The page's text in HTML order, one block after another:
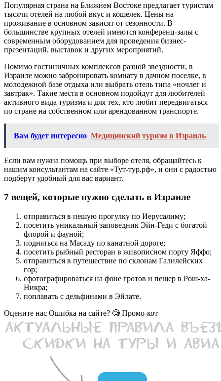
Популярная страна на Ближнем Востоке предлагает туристам
тысячи отелей на любой вкус и кошелек. Цены на
проживание в основном зависят от сезонности. В
большинстве крупных отелей имеются конференц-залы с
современным оборудованием для проведения бизнес-
презентаций, выставок и других мероприятий.
Помимо гостиничных комплексов разной звездности, в
Израиле можно забронировать комнату в дачном поселке, в
молодежной базе отдыха или выбрать отель типа «ночлег и
завтрак». Такие места в основном подойдут для любителей
активного вида туризма и для тех, кто любит передвигаться
по стране на собственном или арендованном транспорте.
Вам будет интересно Медицинский туризм в Израиль
Если вам нужна помощь при выборе отеля, обращайтесь к
нашим консультантам на сайте «Тут-тур.рф», и они с радостью
подберут удобный для вас вариант.
7 вещей, которые нужно сделать в Израиле
отправиться в пешую прогулку по Иерусалиму;
посетить уникальный заповедник Эйн-Геди с богатой
флорой и фауной;
подняться на Масаду по канатной дороге;
посетить рыбный ресторан в живописном порту Яффо;
отправиться в путешествие по склонам Галилейских
гор;
сфотографироваться на фоне гротов и пещер в Рош-ха-
Никра;
поплавать с дельфинами в Эйлате.
Оцените нас Ошибка на сайте? 🧐 Промо-кот